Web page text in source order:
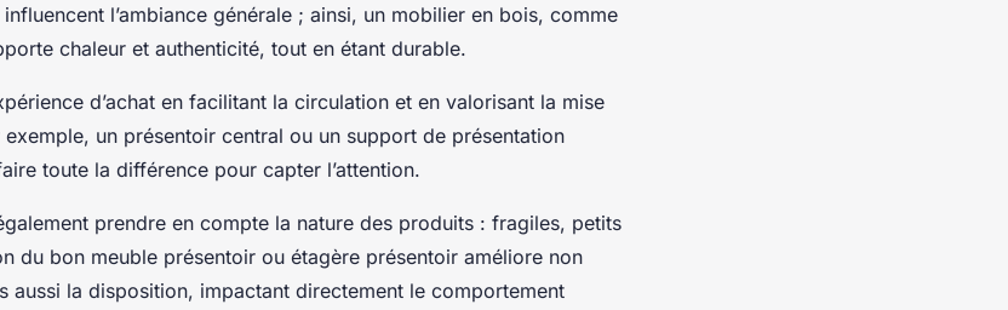
l’ambiance générale ; ainsi, un mobilier en bois, comme
chaleur et authenticité, tout en étant durable.
d’achat en facilitant la circulation et en valorisant la mise
un présentoir central ou un support de présentation
toute la différence pour capter l’attention.
prendre en compte la nature des produits : fragiles, petits
du bon meuble présentoir ou étagère présentoir améliore non
aussi la disposition, impactant directement le comportement